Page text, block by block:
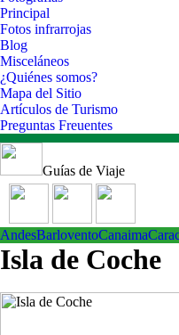
Principal
Fotos infrarrojas
Blog
Misceláneos
¿Quiénes somos?
Mapa del Sitio
Artículos de Turismo
Preguntas Freuentes
Guías de Viaje
AndesBarloventoCanaima
Isla de Coche